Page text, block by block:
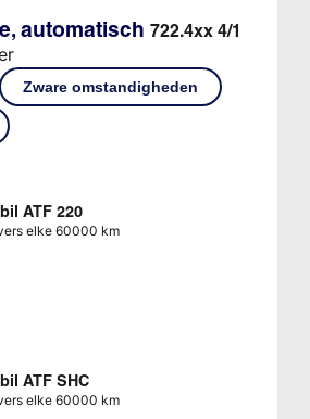
automatisch 722.4xx 4/1
Zware omstandigheden
ATF 220
elke 60000 km
ATF SHC
elke 60000 km